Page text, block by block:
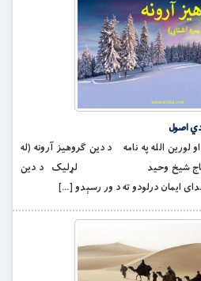
اصول
لورین الله په نامه د دین ګروهیز آرونه (له
حاج شیخ وحید لړلیک د دین